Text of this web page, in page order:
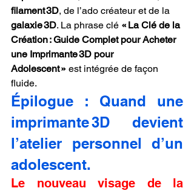
filament 3D, de l’ado créateur et de la
galaxie 3D. La phrase clé « La Clé de la
Création : Guide Complet pour Acheter
une Imprimante 3D pour
Adolescent » est intégrée de façon
fluide.
Épilogue : Quand une
imprimante 3D devient
l’atelier personnel d’un
adolescent.
Le nouveau visage de la